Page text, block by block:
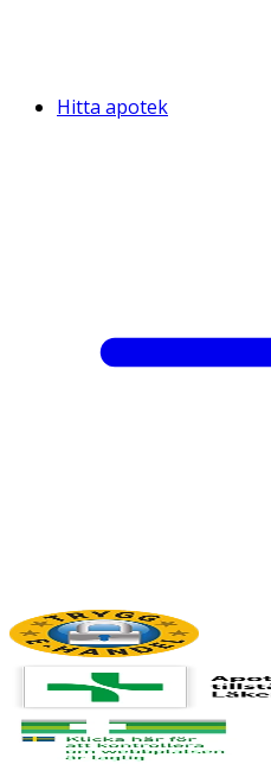
Hitta apotek